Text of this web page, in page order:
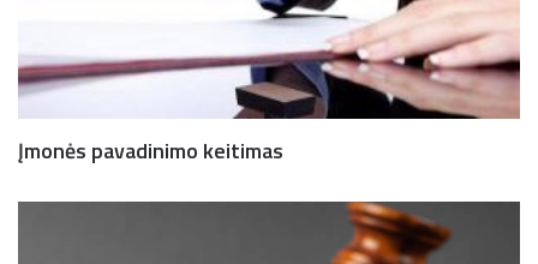
Įmonės pavadinimo keitimas